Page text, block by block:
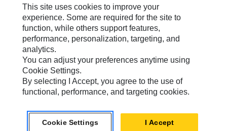
我的营销首选项
站点地图
Cookie Settings
法律
隐私
Africa, Middle East ‧ Chinese© 2026 Caterpillar. 保留所有权利
This site uses cookies to improve your
experience. Some are required for the site to
function, while others support features,
performance, personalization, targeting, and
analytics.
You can adjust your preferences anytime using
Cookie Settings.
By selecting I Accept, you agree to the use of
functional, performance, and targeting cookies.
Cookie Settings I Accept